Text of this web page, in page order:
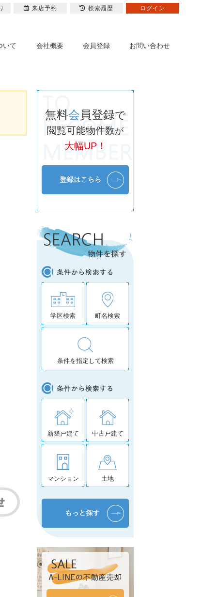
いて 会社概要 会員登録 お問い合わせ
無料会員登録で
閲覧可能物件数が
大幅UP！
学区検索 町名検索
条件を指定して検索
新築戸建て 中古戸建て
マンション 土地
来店予約 検索履歴 ログイン